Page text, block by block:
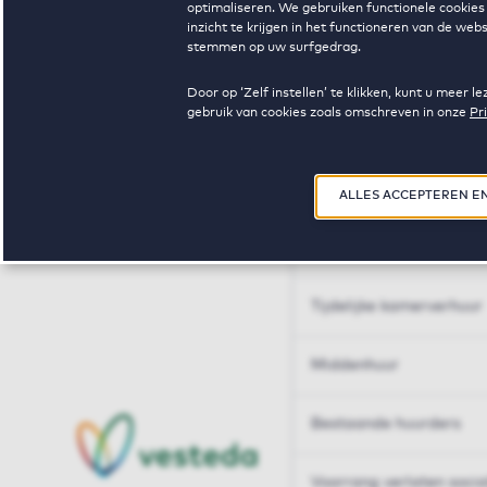
optimaliseren. We gebruiken functionele
inzicht te krijgen in het functioneren van de
stemmen op uw surfgedrag.
Door op ‘Zelf instellen’ te klikken, kunt u meer
gebruik van cookies zoals omschreven in onze
ALLES ACCEPTEREN
Huren op maat
Tijdelijke kamerverhuur
Middenhuur
Bestaande huurders
Voorrang verlaten